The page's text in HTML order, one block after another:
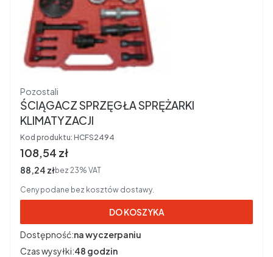
Producent
Pozostali
ŚCIĄGACZ SPRZĘGŁA SPRĘŻARKI
KLIMATYZACJI
Kod produktu: HCFS2494
Cena brutto
108,54 zł
Cena netto
88,24 złbez 23% VAT
Ceny podane bez kosztów dostawy.
DO KOSZYKA
Dostępność:na wyczerpaniu
Czas wysyłki:48 godzin